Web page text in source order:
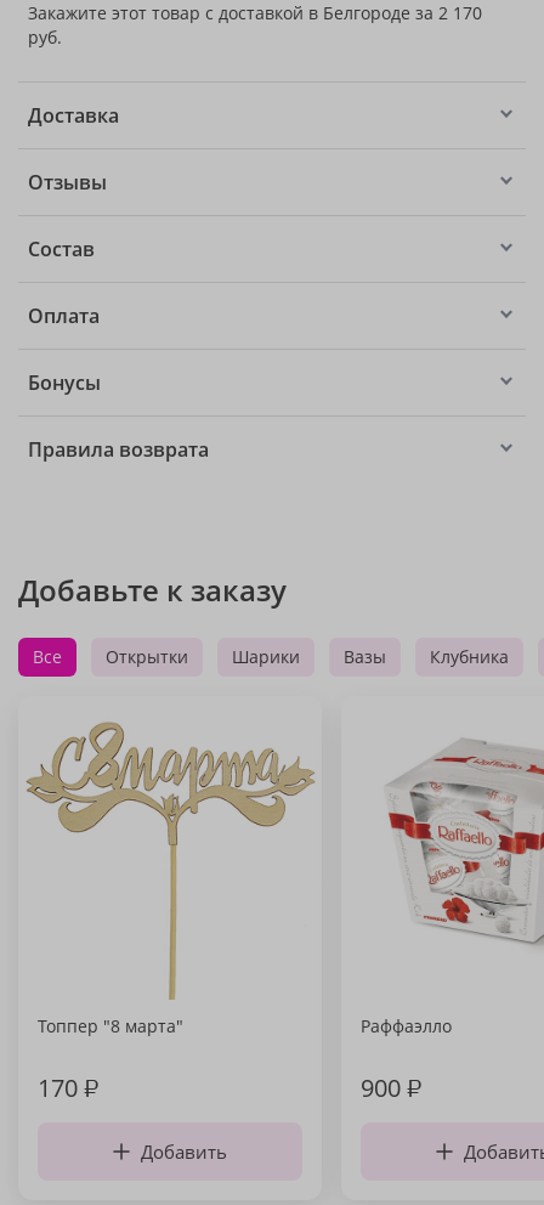
Закажите этот товар с доставкой в Белгороде за 2 170
руб.
Доставка
Отзывы
Состав
Оплата
Бонусы
Правила возврата
Добавьте к заказу
Все Открытки Шарики Вазы Клубника
Топпер "8 марта"
170₽
Добавить
Раффаэлло
900₽